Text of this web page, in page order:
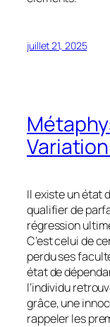
juillet 21, 2025
Il existe un état
qualifier de
régression
C’est celui de
perdu ses
état de
l’individu
grâce, une
rappeler les